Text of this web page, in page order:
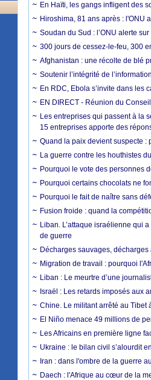
En Haïti, les gangs infligent des
Hiroshima, 81 ans après : l'ONU
Soudan du Sud : l’ONU alerte
300 jours de cessez-le-feu, 300
Afghanistan : une récolte de blé
Soutenir l’intégrité de
En RDC, Ebola s’invite dans les
EN DIRECT - Réunion du
Les entreprises qui passent à la
15 entreprises apporte des
Quand la paix devient suspecte :
La guerre contre les houthistes
Pourquoi le vote des personnes
Pourquoi certains chocolats ne
Pourquoi le fait de naître sans
Fusion froide : quand la
Liban. L’attaque israélienne qui
de guerre
Décharges sauvages,
Migration de travail : pourquoi
Liban : Le meurtre d’une
Israël : Les retards imposés aux
Chine. Le militant arrêté au Tibet
El Niño menace 49 millions de
Les Africains en première ligne
Ukraine : le bilan civil s’alourdit
Iran : dans l'ombre de la guerre
Daech : l'Afrique au cœur de la